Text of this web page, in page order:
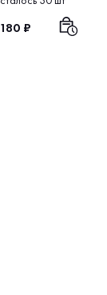
в упаковке
180 ₽